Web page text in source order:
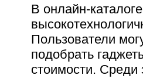
В онлайн-
Пользователи
подобрать
стоимости. Среди